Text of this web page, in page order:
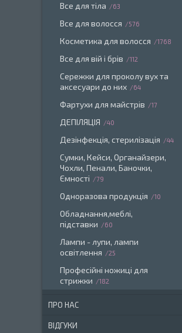
Все для тіла 63
Все для волосся 576
Косметика для волосся 1768
Все для вій і брів 112
Сережки для проколу вух та
аксесуари до них
64
Фартухи для майстрів 17
ДЕПІЛЯЦІЯ 40
Дезінфекція, стерилізація 44
Сумки, Кейси, Органайзери,
Чохли, Пенали, Баночки,
Ємності
79
Одноразова продукція 10
Обладнання,меблі,
підставки
60
Лампи - лупи, лампи
освітлення
25
Професійні ножиці для
стрижки
182
ПРО НАС
ВІДГУКИ